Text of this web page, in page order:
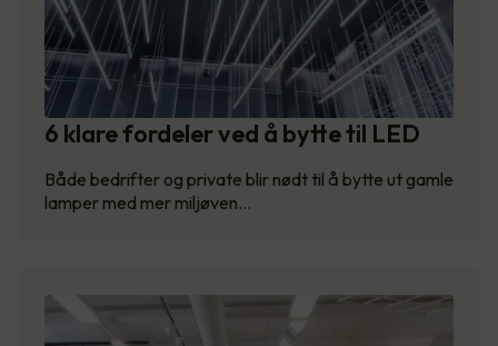
6 klare fordeler ved å bytte til LED
Både bedrifter og private blir nødt til å bytte ut gamle
lamper med mer miljøven…